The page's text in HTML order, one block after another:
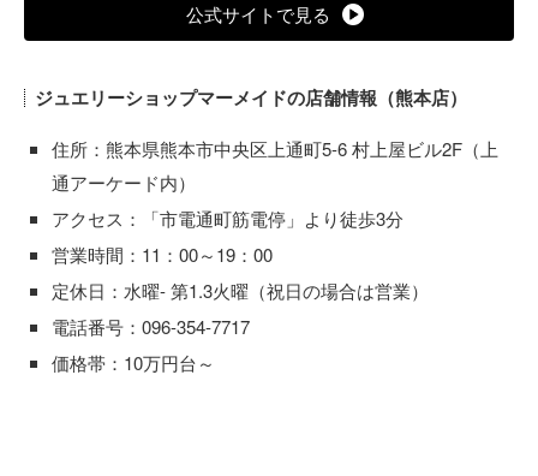
公式サイトで見る
ジュエリーショップマーメイドの店舗情報（熊本店）
住所：熊本県熊本市中央区上通町5-6 村上屋ビル2F（上
通アーケード内）
アクセス：「市電通町筋電停」より徒歩3分
営業時間：11：00～19：00
定休日：水曜- 第1.3火曜（祝日の場合は営業）
電話番号：096-354-7717
価格帯：10万円台～